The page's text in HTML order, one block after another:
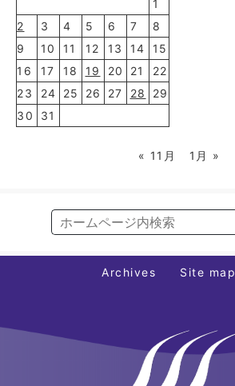
1
2
3 4 5 6 7
8
9
10 11 12 13 14
15
16
17 18 19 20 21
22
23
24 25 26 27 28
29
30
31
« 11月 1月 »
Archives Site map